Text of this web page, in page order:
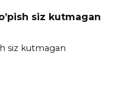
siz kutmagan
siz kutmagan